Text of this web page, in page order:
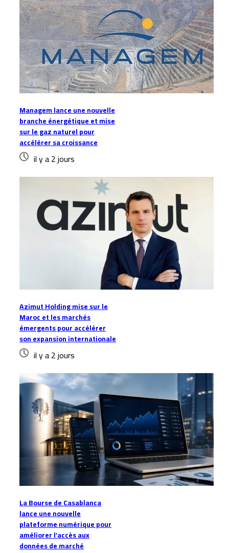
Managem lance une nouvelle
branche énergétique et mise
sur le gaz naturel pour
accélérer sa croissance
il y a 2 jours
Azimut Holding mise sur le
Maroc et les marchés
émergents pour accélérer
son expansion internationale
il y a 2 jours
La Bourse de Casablanca
lance une nouvelle
plateforme numérique pour
améliorer l’accès aux
données de marché